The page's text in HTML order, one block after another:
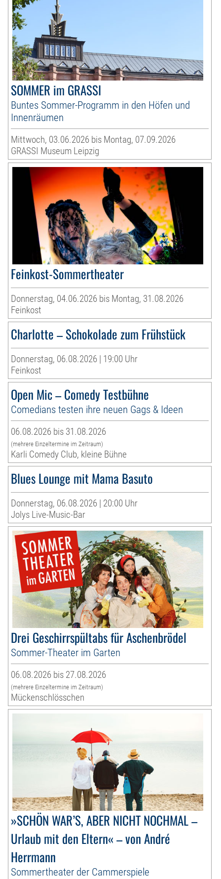
SOMMER im GRASSI
Buntes Sommer-Programm in den Höfen und
Innenräumen
Mittwoch, 03.06.2026 bis Montag, 07.09.2026
GRASSI Museum Leipzig
Feinkost-Sommertheater
Donnerstag, 04.06.2026 bis Montag, 31.08.2026
Feinkost
Charlotte – Schokolade zum Frühstück
Donnerstag, 06.08.2026 | 19:00 Uhr
Feinkost
Open Mic – Comedy Testbühne
Comedians testen ihre neuen Gags & Ideen
06.08.2026 bis 31.08.2026
(mehrere Einzeltermine im Zeitraum)
Karli Comedy Club, kleine Bühne
Blues Lounge mit Mama Basuto
Donnerstag, 06.08.2026 | 20:00 Uhr
Jolys Live-Music-Bar
Drei Geschirrspültabs für Aschenbrödel
Sommer-Theater im Garten
06.08.2026 bis 27.08.2026
(mehrere Einzeltermine im Zeitraum)
Mückenschlösschen
»SCHÖN WAR’S, ABER NICHT NOCHMAL –
Urlaub mit den Eltern« – von André
Herrmann
Sommertheater der Cammerspiele